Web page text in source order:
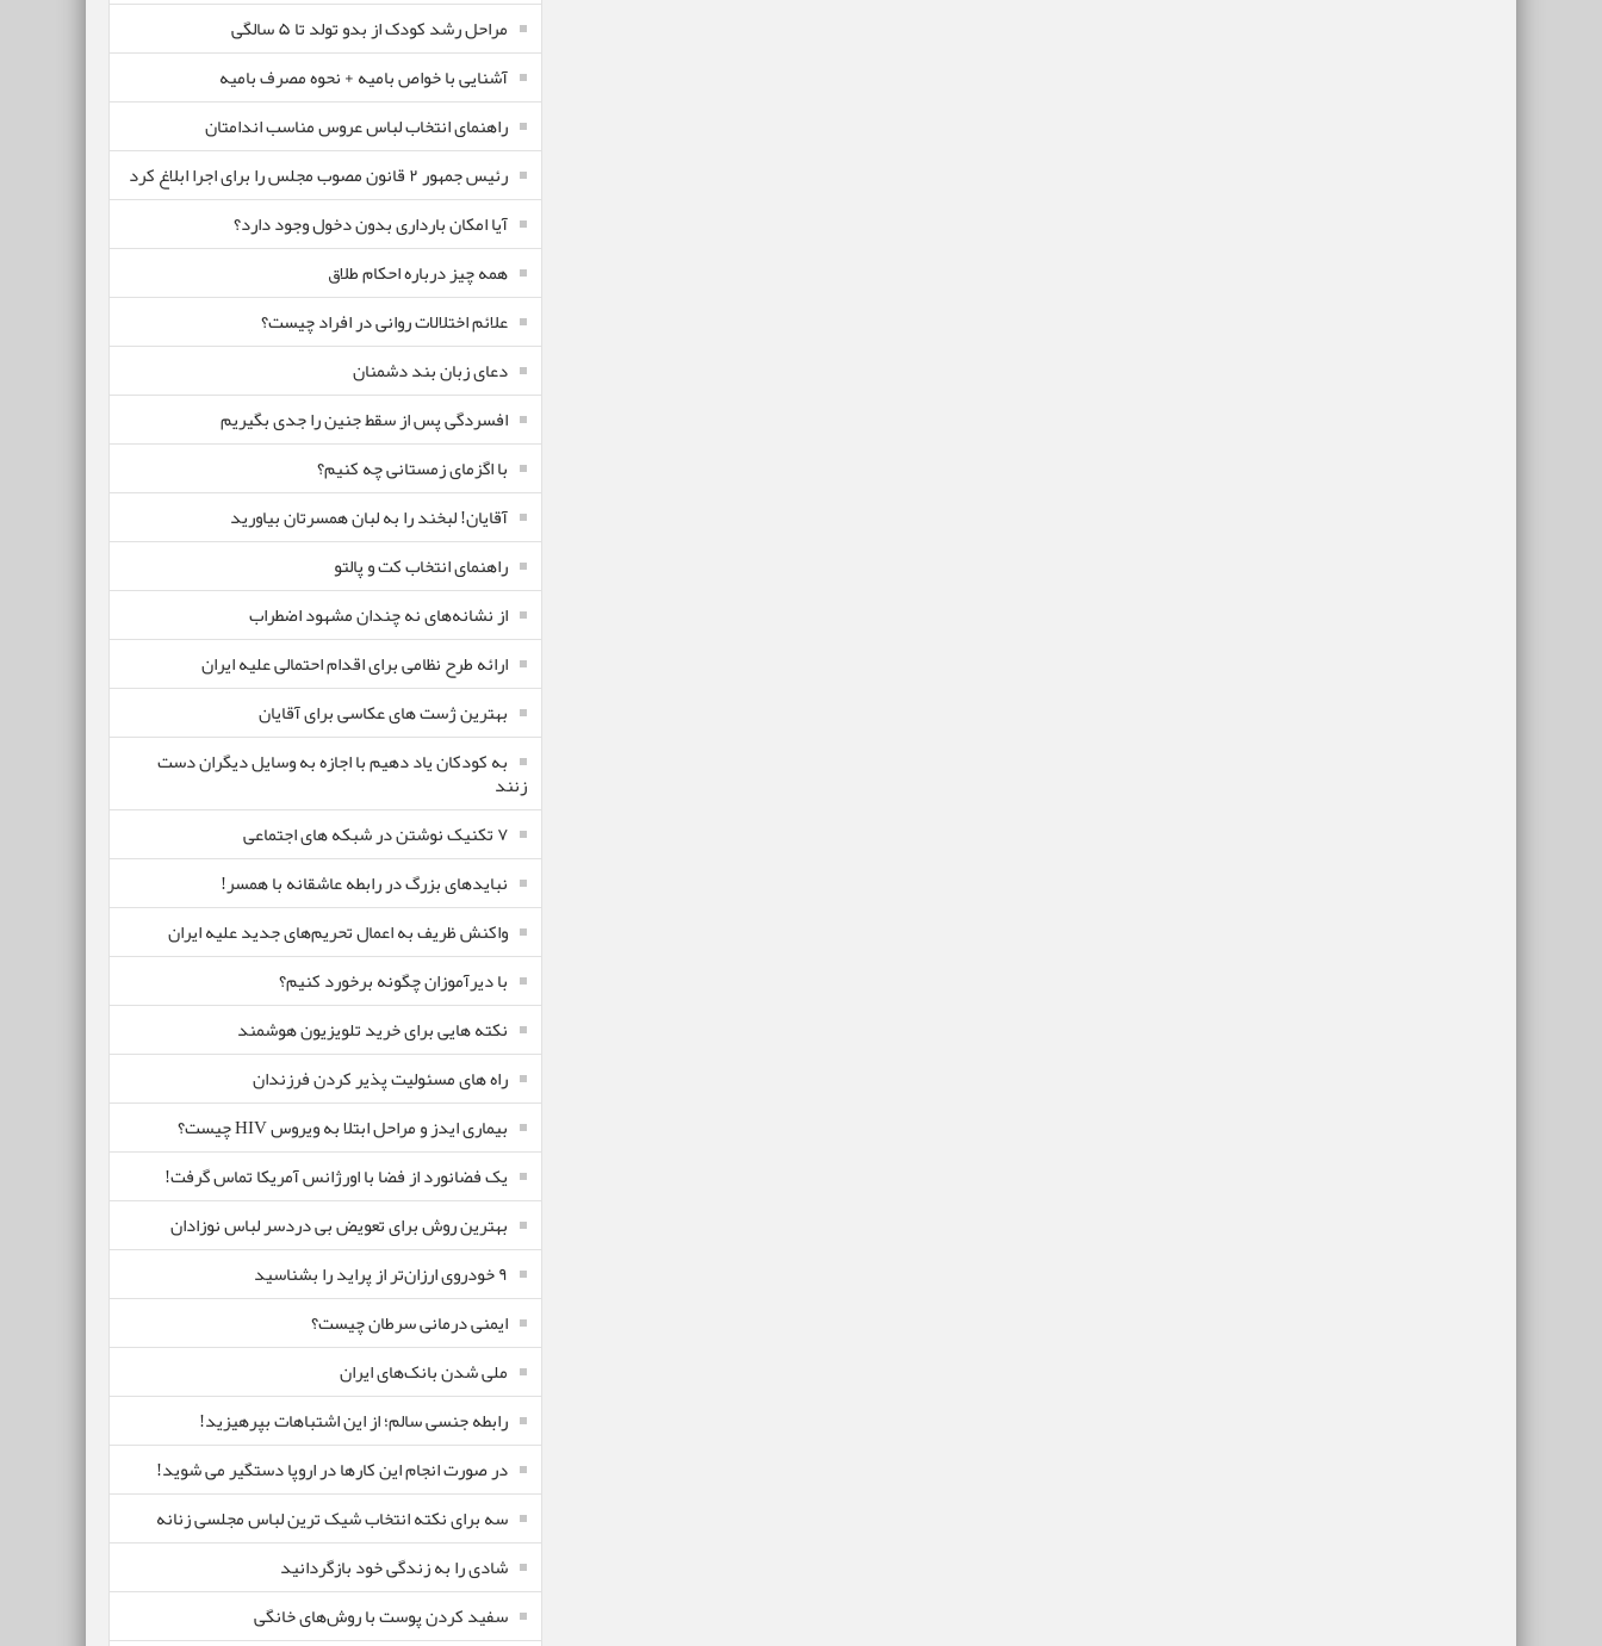
مراحل رشد کودک از بدو تولد تا ۵ سالگی
آشنایی با خواص بامیه + نحوه مصرف بامیه
راهنمای انتخاب لباس عروس مناسب اندامتان
رئیس جمهور ۲ قانون مصوب مجلس را برای اجرا ابلاغ کرد
آیا امکان بارداری بدون دخول وجود دارد؟
همه چیز درباره احکام طلاق
علائم اختلالات روانی در افراد چیست؟
دعای زبان بند دشمنان
افسردگی پس از سقط جنین را جدی بگیریم
با اگزمای زمستانی چه کنیم؟
آقایان! لبخند را به لبان همسرتان بیاورید
راهنمای انتخاب کت و پالتو
از نشانه‌های نه چندان مشهود اضطراب
ارائه طرح نظامی برای اقدام احتمالی علیه ایران
بهترین ژست های عکاسی برای آقایان
به کودکان یاد دهیم با اجازه به وسایل دیگران دست
زنند
۷ تکنیک نوشتن در شبکه های اجتماعی
نبایدهای بزرگ در رابطه عاشقانه با همسر!
واکنش ظریف به اعمال تحریم‌های جدید علیه ایران
با دیرآموزان چگونه برخورد کنیم؟
نکته هایی برای خرید تلویزیون هوشمند
راه های مسئولیت پذیر کردن فرزندان
بیماری ایدز و مراحل ابتلا به ویروس HIV چیست؟
یک فضانورد از فضا با اورژانس آمریکا تماس گرفت!
بهترین روش برای تعویض بی دردسر لباس نوزادان
٩ خودروی ارزان‌تر از پراید را بشناسید
ایمنی درمانی سرطان چیست؟
ملی شدن بانک‌های ایران
رابطه جنسی سالم؛ از این اشتباهات بپرهیزید!
در صورت انجام این کارها در اروپا دستگیر می شوید!
سه برای نکته انتخاب شیک ترین لباس مجلسی زنانه
شادی را به زندگی خود بازگردانید
سفید کردن پوست با روش‌های خانگی